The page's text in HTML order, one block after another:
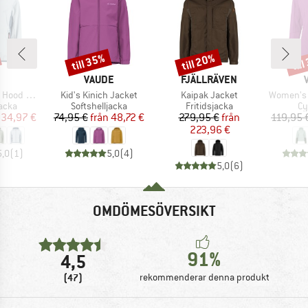
pris
34,97 €
(1)
VARUMÄRKE
VAUDE
Produkter
Kid's Kinich Jacket
Produktgrupp
Softshelljacka
Pris
74,95 € Reducerat pris
från 48,72 €
5,0(4)
Rabatt
till 35%
VARUMÄRKE
FJÄLLRÄVEN
Produkter
Kaipak Jacket
Produktgrupp
Fritidsjacka
Pris
279,95 €Reducerat pris
från
223,96 €
5,0(6)
Rabatt
till 20%
119,95
OMDÖMESÖVERSIKT
4,5
(47)
91%
rekommenderar denna produkt